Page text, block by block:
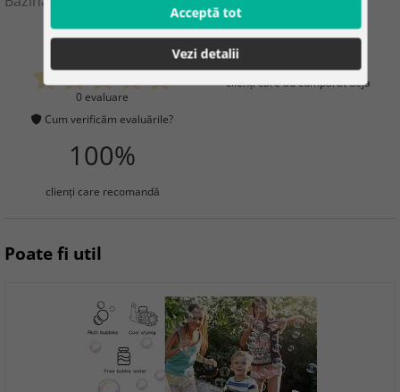
0
0 evaluare
Cum verificăm evaluările?
2
clienţi care au cumpărat deja
100%
clienţi care recomandă
Poate fi util
Acceptă tot
Vezi detalii